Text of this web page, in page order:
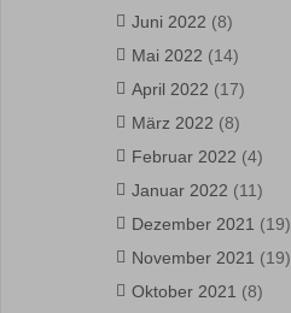
Juni 2022 (8)
Mai 2022 (14)
April 2022 (17)
März 2022 (8)
Februar 2022 (4)
Januar 2022 (11)
Dezember 2021 (19)
November 2021 (19)
Oktober 2021 (8)